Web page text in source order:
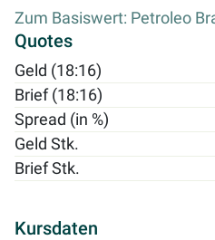
Zum Basiswert: Petroleo
Quotes
Geld (18:16)
Brief (18:16)
Spread (in %)
Geld Stk.
Brief Stk.
Kursdaten